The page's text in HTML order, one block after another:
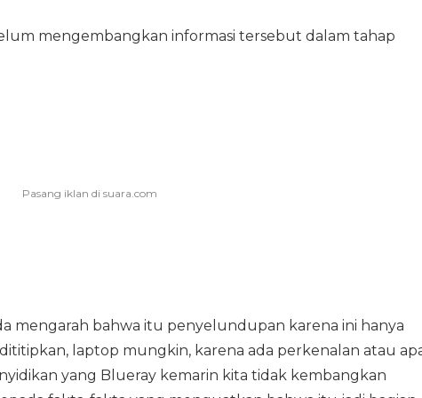
mengembangkan informasi tersebut dalam tahap
mengarah bahwa itu penyelundupan karena ini hanya
laptop mungkin, karena ada perkenalan atau
yang Blueray kemarin kita tidak kembangkan